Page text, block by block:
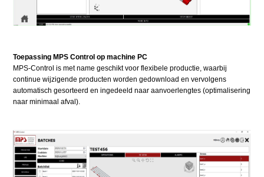
Toepassing MPS Control op machine PC
MPS-Control is met name geschikt voor flexibele productie, waarbij
continue wijzigende producten worden gedownload en vervolgens
automatisch gesorteerd en ingedeeld naar aanvoerlengtes (optimalisering
naar minimaal afval).